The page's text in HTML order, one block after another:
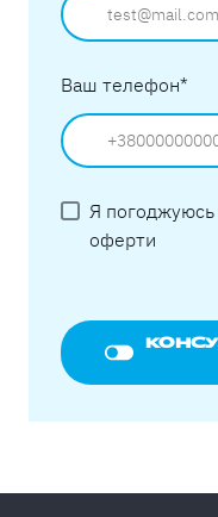
Ваш телефон*
Я погоджуюсь
оферти